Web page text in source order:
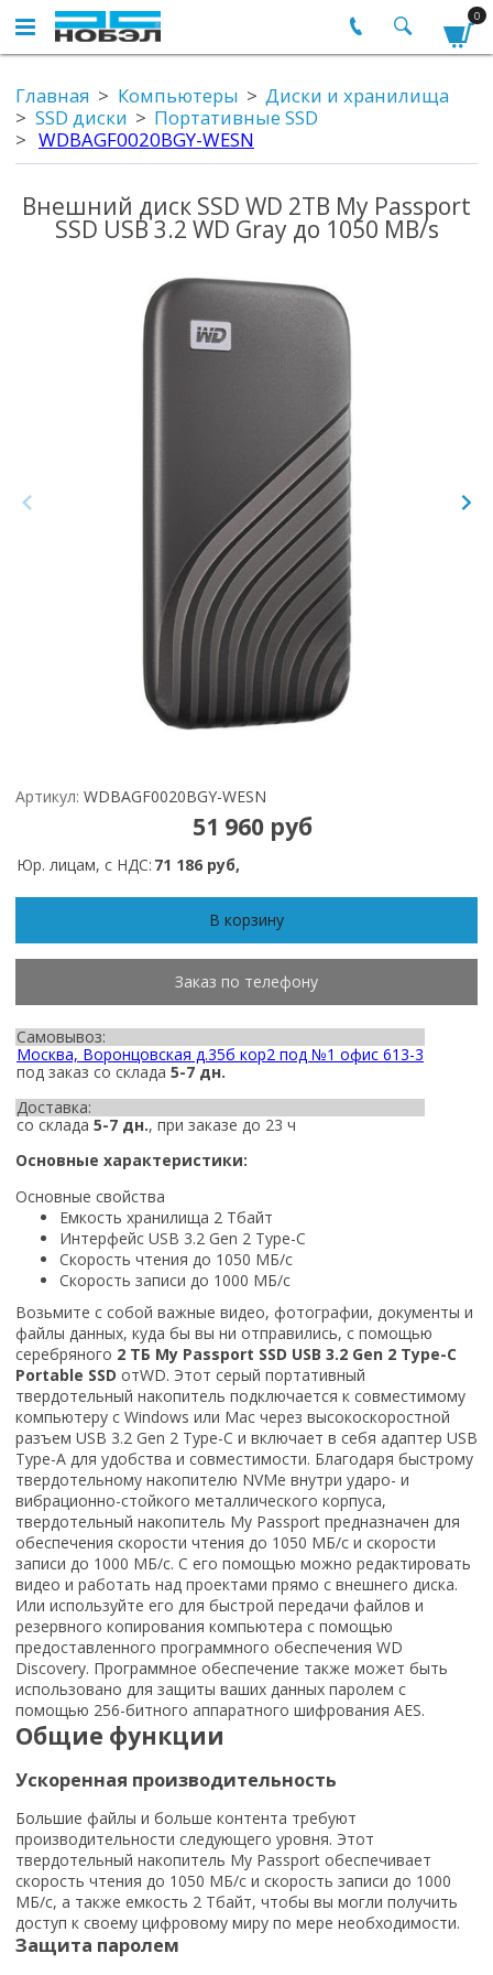
0
Главная Компьютеры
Диски и хранилища
SSD диски
Портативные SSD
WDBAGF0020BGY-WESN
Внешний диск SSD WD 2TB My Passport
SSD USB 3.2 WD Gray до 1050 MB/s
Артикул: WDBAGF0020BGY-WESN
51 960 руб
Юр. лицам, с НДС: 71 186 руб,
В корзину
Заказ по телефону
Самовывоз:
Москва, Воронцовская д.35б кор2 под №1 офис 613-3
под заказ со склада 5-7 дн.
Доставка:
со склада 5-7 дн., при заказе до 23 ч
Основные характеристики:
Основные свойства
Емкость хранилища 2 Тбайт
Интерфейс USB 3.2 Gen 2 Type-C
Скорость чтения до 1050 МБ/с
Скорость записи до 1000 МБ/с
Возьмите с собой важные видео, фотографии, документы и
файлы данных, куда бы вы ни отправились, с помощью
серебряного 2 ТБ My Passport SSD USB 3.2 Gen 2 Type-C
Portable SSD отWD. Этот серый портативный
твердотельный накопитель подключается к совместимому
компьютеру с Windows или Mac через высокоскоростной
разъем USB 3.2 Gen 2 Type-C и включает в себя адаптер USB
Type-A для удобства и совместимости. Благодаря быстрому
твердотельному накопителю NVMe внутри ударо- и
вибрационно-стойкого металлического корпуса,
твердотельный накопитель My Passport предназначен для
обеспечения скорости чтения до 1050 МБ/с и скорости
записи до 1000 МБ/с. С его помощью можно редактировать
видео и работать над проектами прямо с внешнего диска.
Или используйте его для быстрой передачи файлов и
резервного копирования компьютера с помощью
предоставленного программного обеспечения WD
Discovery. Программное обеспечение также может быть
использовано для защиты ваших данных паролем с
помощью 256-битного аппаратного шифрования AES.
Общие функции
Ускоренная производительность
Большие файлы и больше контента требуют
производительности следующего уровня. Этот
твердотельный накопитель My Passport обеспечивает
скорость чтения до 1050 МБ/с и скорость записи до 1000
МБ/с, а также емкость 2 Тбайт, чтобы вы могли получить
доступ к своему цифровому миру по мере необходимости.
Защита паролем